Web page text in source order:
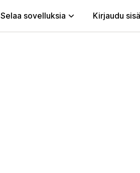
Selaa sovelluksia Kirjaudu